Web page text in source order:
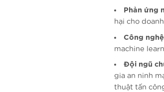
Phản ứng
hại cho
Công
machine
Đội ngũ
gia an ninh
thuật tấn